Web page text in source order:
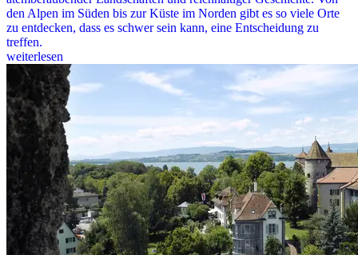
den Alpen im Süden bis zur Küste im Norden gibt es so viele Orte
zu entdecken, dass es schwer sein kann, eine Entscheidung zu
treffen.
weiterlesen